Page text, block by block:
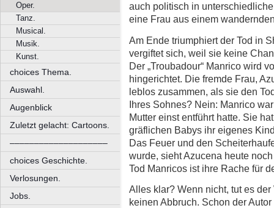
Oper.
Tanz.
Musical.
Musik.
Kunst.
choices Thema.
Auswahl.
Augenblick
Zuletzt gelacht: Cartoons.
––––––––––––––––––––
choices Geschichte.
Verlosungen.
Jobs.
auch politisch in
eine Frau aus einem
Am Ende triumphiert der Tod in
vergiftet sich, weil sie keine
Der „Troubadour“ Manrico wird
hingerichtet. Die fremde Frau,
leblos zusammen, als sie den
Ihres Sohnes? Nein: Manrico
Mutter einst entführt hatte. Sie
gräflichen Babys ihr eigenes
Das Feuer und den
wurde, sieht Azucena heute
Tod Manricos ist ihre Rache für
Alles klar? Wenn nicht, tut es
keinen Abbruch. Schon der